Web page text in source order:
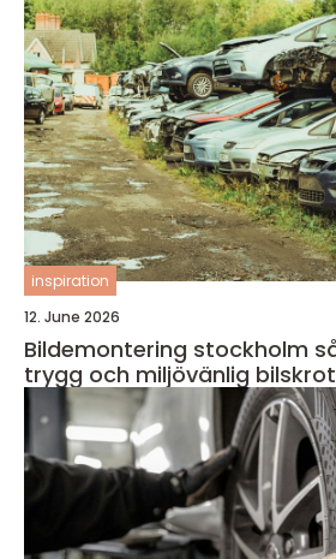
inspiration
12. June 2026
Bildemontering stockholm så fungerar en
trygg och miljövänlig bilskrot